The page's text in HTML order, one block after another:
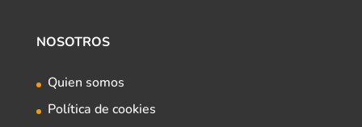
NOSOTROS
Quien somos
Política de cookies